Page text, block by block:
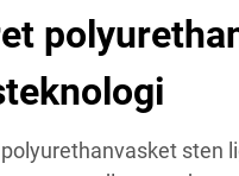
sten